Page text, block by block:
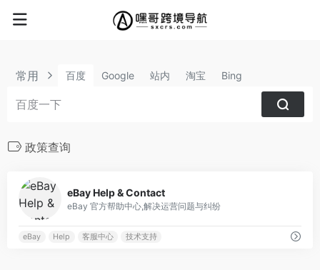
常用 百度 Google 站内 淘宝 Bing
政策查询
eBay Help & Contact
eBay 官方帮助中心,解决运营问题与纠纷
eBay Help 客服中心 技术支持